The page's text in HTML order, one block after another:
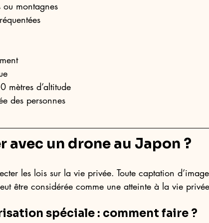
ou montagnes
mètres d’altitude
des personnes
avec un drone au Japon ?
les lois sur la vie privée. Toute captation
être considérée comme une atteinte à la vie
spéciale : comment faire ?